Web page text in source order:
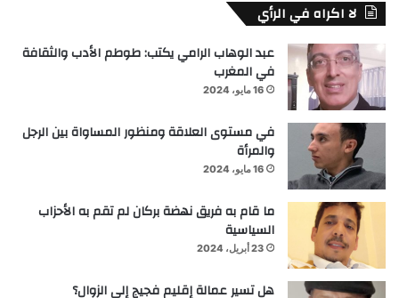
لا اكراه في الرأي
عبد الوهاب الرامي يكتب: طوطم الأدب والثقافة
في المغرب
16 مايو، 2024
في مستوى العلاقة ومنظور المساواة بين الرجل
والمرأة
16 مايو، 2024
ما قام به فريق نهضة بركان لم تقم به الأحزاب
السياسية
23 أبريل، 2024
هل تسير عمالة إقليم فجيج إلى الزوال؟